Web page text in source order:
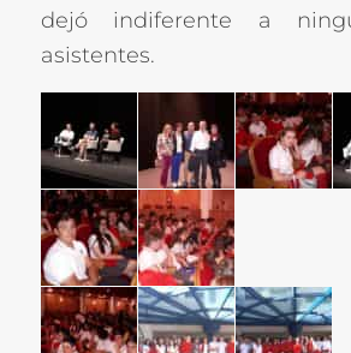
dejó indiferente a
asistentes.